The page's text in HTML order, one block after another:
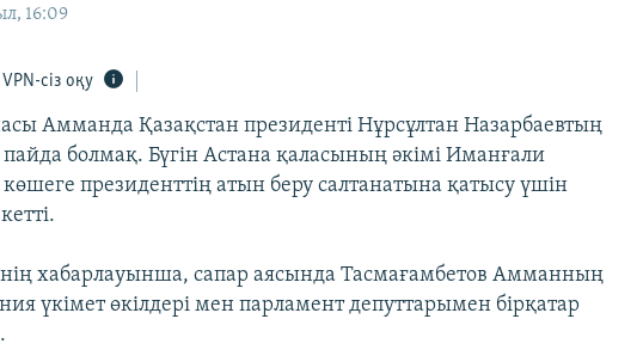
16:09
VPN-сіз оқу
Амманда Қазақстан президенті Нұрсұлтан Назарбаевтың
болмақ. Бүгін Астана қаласының әкімі Иманғали
президенттің атын беру салтанатына қатысу үшін
хабарлауынша, сапар аясында Тасмағамбетов Амманның
үкімет өкілдері мен парламент депуттарымен бірқатар